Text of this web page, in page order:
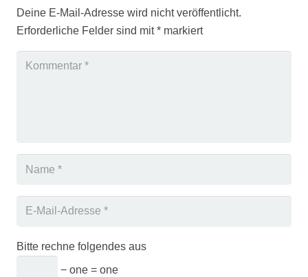
Deine E-Mail-Adresse wird nicht veröffentlicht.
Erforderliche Felder sind mit* markiert
Bitte rechne folgendes aus
− one = one